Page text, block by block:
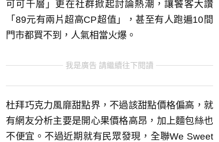
可可千層」更在社群掀起討論熱潮，讓饕客大讚
「89元有兩片超高CP超值」，甚至有人跑遍10間
門市都買不到，人氣相當火爆。
我是廣告 請繼續往下閱讀
杜拜巧克力風靡甜點界，不過該甜點價格偏高，就
有網友分析主要是開心果價格高昂，加上麵包絲也
不便宜。不過近期就有民眾發現，全聯We Sweet